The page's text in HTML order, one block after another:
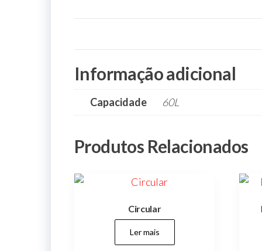
Informação adicional
Capacidade 60L
Produtos Relacionados
Circular
Ler mais